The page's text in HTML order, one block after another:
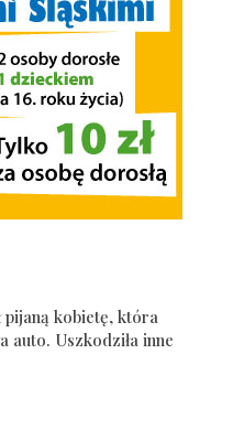
pijaną kobietę, która
auto. Uszkodziła inne